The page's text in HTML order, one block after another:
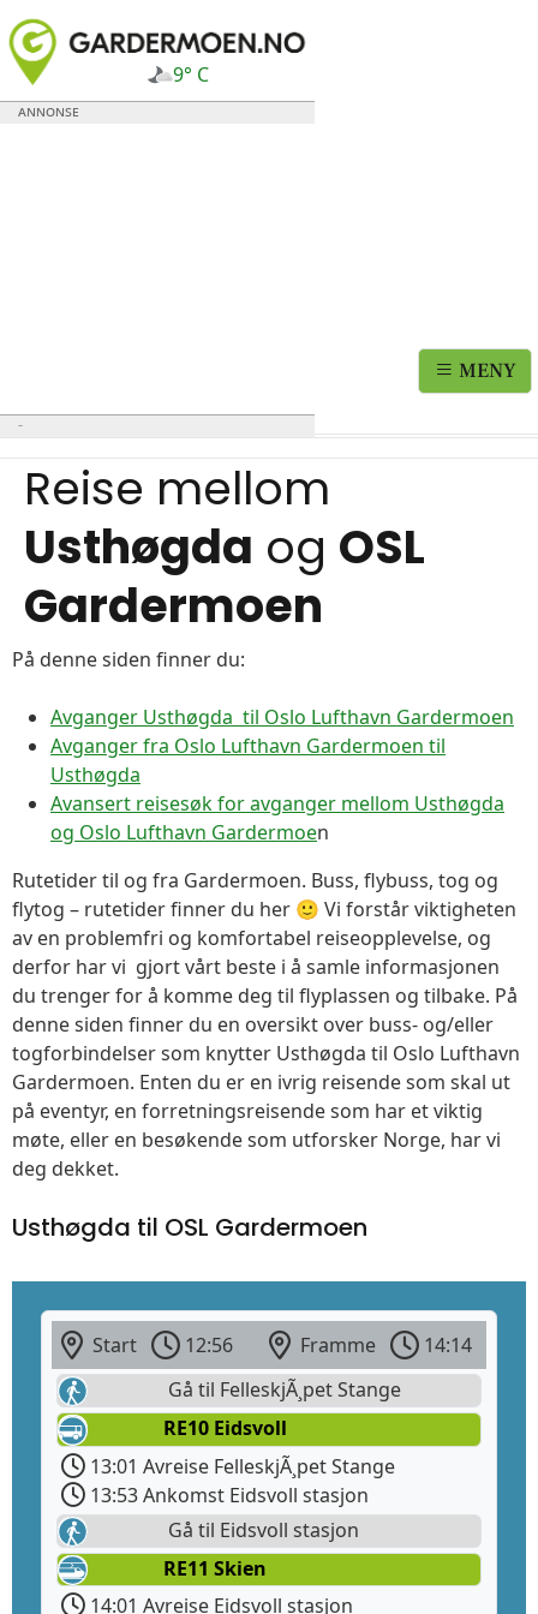
9° C
MENY
Reise mellom
Usthøgda og OSL
Gardermoen
På denne siden finner du:
Avganger Usthøgda til Oslo Lufthavn Gardermoen
Avganger fra Oslo Lufthavn Gardermoen til
Usthøgda
Avansert reisesøk for avganger mellom Usthøgda
og Oslo Lufthavn Gardermoen
Rutetider til og fra Gardermoen. Buss, flybuss, tog og
flytog – rutetider finner du her 🙂 Vi forstår viktigheten
av en problemfri og komfortabel reiseopplevelse, og
derfor har vi gjort vårt beste i å samle informasjonen
du trenger for å komme deg til flyplassen og tilbake. På
denne siden finner du en oversikt over buss- og/eller
togforbindelser som knytter Usthøgda til Oslo Lufthavn
Gardermoen. Enten du er en ivrig reisende som skal ut
på eventyr, en forretningsreisende som har et viktig
møte, eller en besøkende som utforsker Norge, har vi
deg dekket.
Usthøgda til OSL Gardermoen
Start 12:56 Framme
14:14
Gå til FelleskjÃ¸pet Stange
RE10 Eidsvoll
13:01 Avreise FelleskjÃ¸pet Stange
13:53 Ankomst Eidsvoll stasjon
Gå til Eidsvoll stasjon
RE11 Skien
14:01 Avreise Eidsvoll stasjon